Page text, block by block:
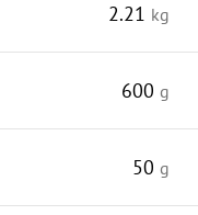
2.21 kg
600 g
50 g